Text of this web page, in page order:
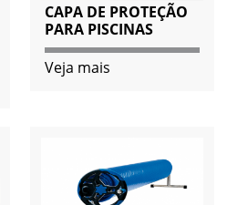
CAPA DE PROTEÇÃO
PARA PISCINAS
Veja mais